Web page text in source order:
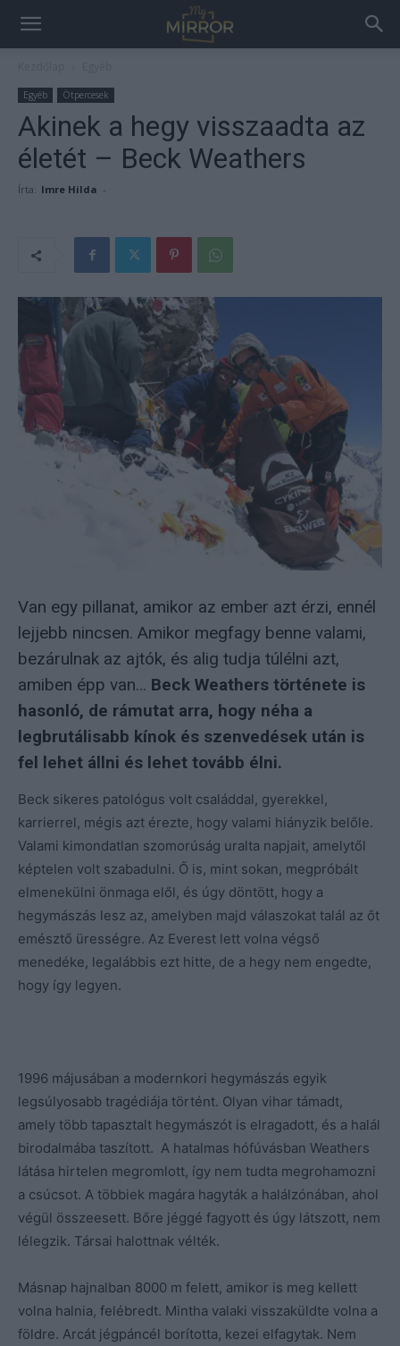
Egyéb Ötpercesek
Akinek a hegy visszaadta az
életét – Beck Weathers
Írta: Imre Hilda -
Van egy pillanat, amikor az ember azt érzi, ennél
lejjebb nincsen. Amikor megfagy benne valami,
bezárulnak az ajtók, és alig tudja túlélni azt,
amiben épp van… Beck Weathers története is
hasonló, de rámutat arra, hogy néha a
legbrutálisabb kínok és szenvedések után is
fel lehet állni és lehet tovább élni.
Beck sikeres patológus volt családdal, gyerekkel,
karrierrel, mégis azt érezte, hogy valami hiányzik belőle.
Valami kimondatlan szomorúság uralta napjait, amelytől
képtelen volt szabadulni. Ő is, mint sokan, megpróbált
elmenekülni önmaga elől, és úgy döntött, hogy a
hegymászás lesz az, amelyben majd válaszokat talál az őt
emésztő ürességre. Az Everest lett volna végső
menedéke, legalábbis ezt hitte, de a hegy nem engedte,
hogy így legyen.
1996 májusában a modernkori hegymászás egyik
legsúlyosabb tragédiája történt. Olyan vihar támadt,
amely több tapasztalt hegymászót is elragadott, és a halál
birodalmába taszított. A hatalmas hófúvásban Weathers
látása hirtelen megromlott, így nem tudta megrohamozni
a csúcsot. A többiek magára hagyták a halálzónában, ahol
végül összeesett. Bőre jéggé fagyott és úgy látszott, nem
lélegzik. Társai halottnak vélték.
Másnap hajnalban 8000 m felett, amikor is meg kellett
volna halnia, felébredt. Mintha valaki visszaküldte volna a
földre. Arcát jégpáncél borította, kezei elfagytak. Nem